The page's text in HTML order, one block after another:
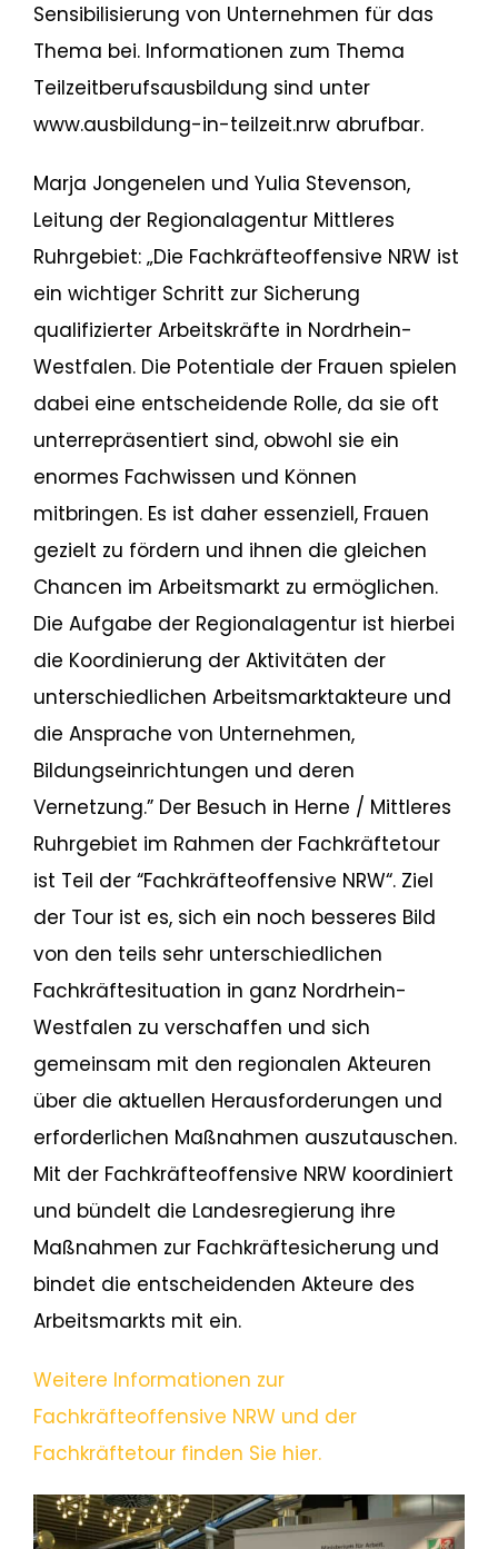
Sensibilisierung von Unternehmen für das
Thema bei. Informationen zum Thema
Teilzeitberufsausbildung sind unter
www.ausbildung-in-teilzeit.nrw abrufbar.
Marja Jongenelen und Yulia Stevenson,
Leitung der Regionalagentur Mittleres
Ruhrgebiet: „Die Fachkräfteoffensive NRW ist
ein wichtiger Schritt zur Sicherung
qualifizierter Arbeitskräfte in Nordrhein-
Westfalen. Die Potentiale der Frauen spielen
dabei eine entscheidende Rolle, da sie oft
unterrepräsentiert sind, obwohl sie ein
enormes Fachwissen und Können
mitbringen. Es ist daher essenziell, Frauen
gezielt zu fördern und ihnen die gleichen
Chancen im Arbeitsmarkt zu ermöglichen.
Die Aufgabe der Regionalagentur ist hierbei
die Koordinierung der Aktivitäten der
unterschiedlichen Arbeitsmarktakteure und
die Ansprache von Unternehmen,
Bildungseinrichtungen und deren
Vernetzung.” Der Besuch in Herne / Mittleres
Ruhrgebiet im Rahmen der Fachkräftetour
ist Teil der “Fachkräfteoffensive NRW“. Ziel
der Tour ist es, sich ein noch besseres Bild
von den teils sehr unterschiedlichen
Fachkräftesituation in ganz Nordrhein-
Westfalen zu verschaffen und sich
gemeinsam mit den regionalen Akteuren
über die aktuellen Herausforderungen und
erforderlichen Maßnahmen auszutauschen.
Mit der Fachkräfteoffensive NRW koordiniert
und bündelt die Landesregierung ihre
Maßnahmen zur Fachkräftesicherung und
bindet die entscheidenden Akteure des
Arbeitsmarkts mit ein.
Weitere Informationen zur
Fachkräfteoffensive NRW und der
Fachkräftetour finden Sie hier.